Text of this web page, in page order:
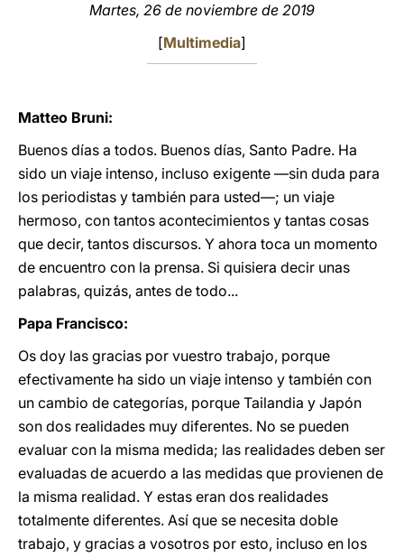
Martes, 26 de noviembre de 2019
[Multimedia]
Matteo Bruni:
Buenos días a todos. Buenos días, Santo Padre. Ha
sido un viaje intenso, incluso exigente ―sin duda para
los periodistas y también para usted―; un viaje
hermoso, con tantos acontecimientos y tantas cosas
que decir, tantos discursos. Y ahora toca un momento
de encuentro con la prensa. Si quisiera decir unas
palabras, quizás, antes de todo...
Papa Francisco:
Os doy las gracias por vuestro trabajo, porque
efectivamente ha sido un viaje intenso y también con
un cambio de categorías, porque Tailandia y Japón
son dos realidades muy diferentes. No se pueden
evaluar con la misma medida; las realidades deben ser
evaluadas de acuerdo a las medidas que provienen de
la misma realidad. Y estas eran dos realidades
totalmente diferentes. Así que se necesita doble
trabajo, y gracias a vosotros por esto, incluso en los